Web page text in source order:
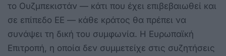
το Ουζμπεκιστάν — κάτι που έχει επιβεβαιωθεί και
σε επίπεδο ΕΕ — κάθε κράτος θα πρέπει να
συνάψει τη δική του συμφωνία. Η Ευρωπαϊκή
Επιτροπή, η οποία δεν συμμετείχε στις συζητήσεις